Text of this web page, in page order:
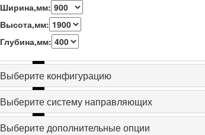
Ширина,мм:
Высота,мм:
Глубина,мм:
Выберите конфигурацию
Выберите систему направляющих
Выберите дополнительные опции